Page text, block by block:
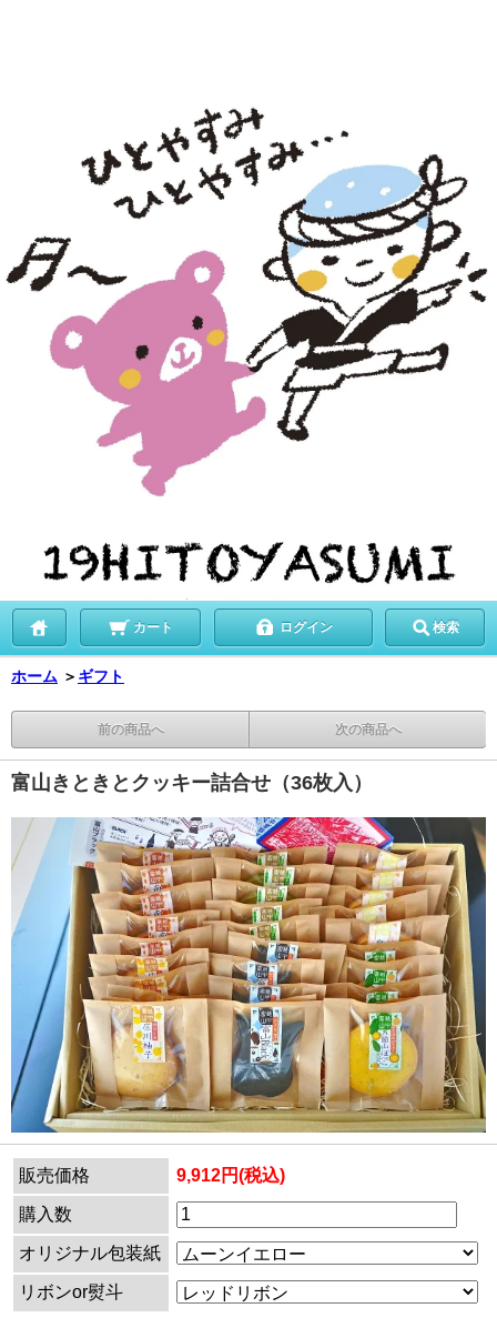
カート ログイン 検索
ホーム ＞ ギフト
前の商品へ 次の商品へ
富山きときとクッキー詰合せ（36枚入）
販売価格 9,912円(税込)
購入数
オリジナル包装紙
リボンor熨斗